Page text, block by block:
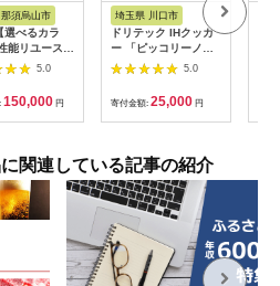
須烏山市
選べるカラ
能リユース
ク解除済 本
中古 再生品
5.0
150,000 円
さと納税
埼玉県 川口市
ドリテック IHクッカ
ー 「ピッコリーノ」
ブラック DI-
5.0
寄付金額: 25,000 円
関連している記事の紹介